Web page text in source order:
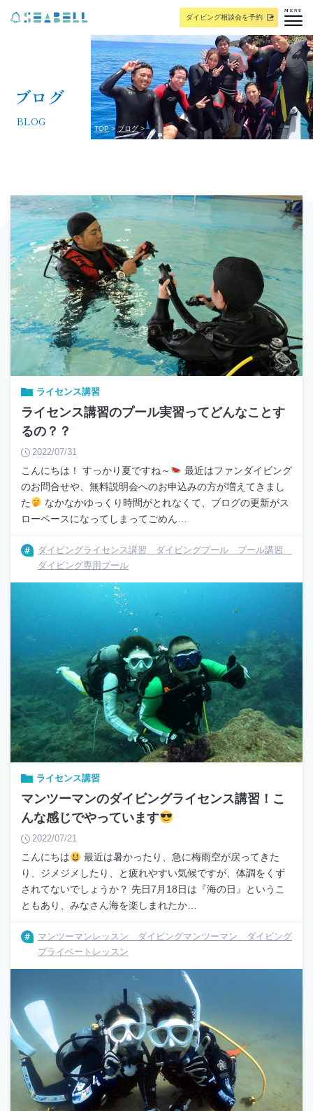
ダイビング相談会を予約
MENU
ブログ
BLOG TOP ブログ
ライセンス講習
ライセンス講習のプール実習ってどんなことす
るの？？
2022/07/31
こんにちは！ すっかり夏ですね～
最近はファンダイビング
のお問合せや、無料説明会へのお申込みの方が増えてきまし
た
なかなかゆっくり時間がとれなくて、ブログの更新がス
ローペースになってしまってごめん…
ダイビングライセンス講習 ダイビングプール プール講習
ダイビング専用プール
ライセンス講習
マンツーマンのダイビングライセンス講習！こ
んな感じでやっています
2022/07/21
こんにちは
最近は暑かったり、急に梅雨空が戻ってきた
り、ジメジメしたり、と疲れやすい気候ですが、体調をくず
されてないでしょうか？ 先日7月18日は『海の日』というこ
ともあり、みなさん海を楽しまれたか…
マンツーマンレッスン ダイビングマンツーマン ダイビング
プライベートレッスン